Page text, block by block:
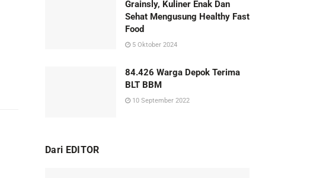
Grainsly, Kuliner Enak Dan
Sehat Mengusung Healthy Fast
Food
5 Oktober 2024
84.426 Warga Depok Terima
BLT BBM
10 September 2022
Dari EDITOR